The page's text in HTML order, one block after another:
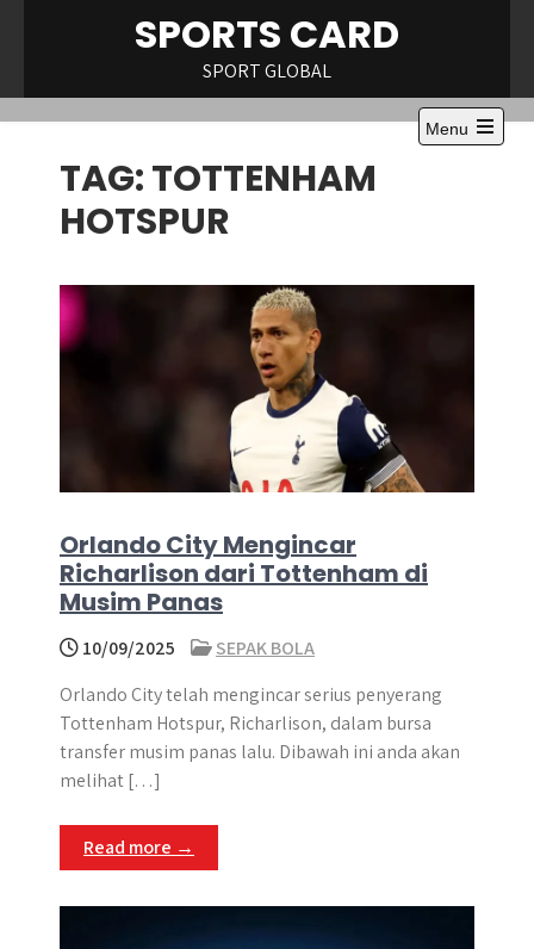
SPORTS CARD
SPORT GLOBAL
Menu
Open
TAG:TOTTENHAM
HOTSPUR
Orlando City Mengincar
Richarlison dari Tottenham di
Musim Panas
10/09/2025
SEPAK BOLA
Orlando City telah mengincar serius penyerang
Tottenham Hotspur, Richarlison, dalam bursa
transfer musim panas lalu. Dibawah ini anda akan
melihat […]
Read more →